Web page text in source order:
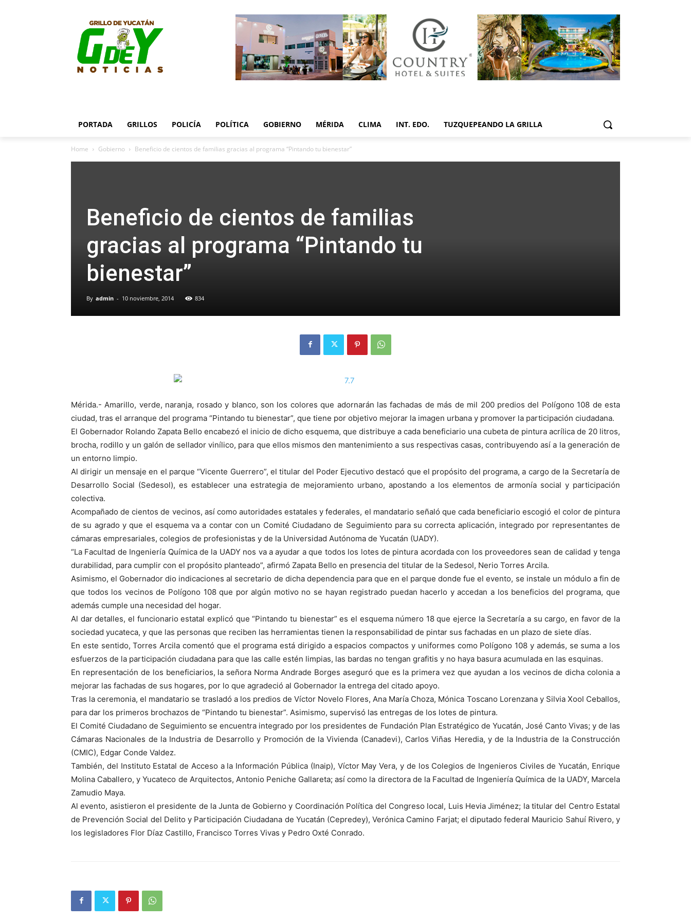
PORTADA GRILLOS POLICÍA POLÍTICA GOBIERNO MÉRIDA CLIMA INT. EDO. TUZQUEPEANDO LA GRILLA
Home Gobierno Beneficio de cientos de familias gracias al programa “Pintando tu bienestar”
Beneficio de cientos de familias
gracias al programa “Pintando tu
bienestar”
By admin - 10 noviembre, 2014 834
Mérida.- Amarillo, verde, naranja, rosado y blanco, son los colores que adornarán las fachadas de más de mil 200 predios del Polígono 108 de esta
ciudad, tras el arranque del programa “Pintando tu bienestar”, que tiene por objetivo mejorar la imagen urbana y promover la participación ciudadana.
El Gobernador Rolando Zapata Bello encabezó el inicio de dicho esquema, que distribuye a cada beneficiario una cubeta de pintura acrílica de 20 litros,
brocha, rodillo y un galón de sellador vinílico, para que ellos mismos den mantenimiento a sus respectivas casas, contribuyendo así a la generación de
un entorno limpio.
Al dirigir un mensaje en el parque “Vicente Guerrero”, el titular del Poder Ejecutivo destacó que el propósito del programa, a cargo de la Secretaría de
Desarrollo Social (Sedesol), es establecer una estrategia de mejoramiento urbano, apostando a los elementos de armonía social y participación
colectiva.
Acompañado de cientos de vecinos, así como autoridades estatales y federales, el mandatario señaló que cada beneficiario escogió el color de pintura
de su agrado y que el esquema va a contar con un Comité Ciudadano de Seguimiento para su correcta aplicación, integrado por representantes de
cámaras empresariales, colegios de profesionistas y de la Universidad Autónoma de Yucatán (UADY).
“La Facultad de Ingeniería Química de la UADY nos va a ayudar a que todos los lotes de pintura acordada con los proveedores sean de calidad y tenga
durabilidad, para cumplir con el propósito planteado”, afirmó Zapata Bello en presencia del titular de la Sedesol, Nerio Torres Arcila.
Asimismo, el Gobernador dio indicaciones al secretario de dicha dependencia para que en el parque donde fue el evento, se instale un módulo a fin de
que todos los vecinos de Polígono 108 que por algún motivo no se hayan registrado puedan hacerlo y accedan a los beneficios del programa, que
además cumple una necesidad del hogar.
Al dar detalles, el funcionario estatal explicó que “Pintando tu bienestar” es el esquema número 18 que ejerce la Secretaría a su cargo, en favor de la
sociedad yucateca, y que las personas que reciben las herramientas tienen la responsabilidad de pintar sus fachadas en un plazo de siete días.
En este sentido, Torres Arcila comentó que el programa está dirigido a espacios compactos y uniformes como Polígono 108 y además, se suma a los
esfuerzos de la participación ciudadana para que las calle estén limpias, las bardas no tengan grafitis y no haya basura acumulada en las esquinas.
En representación de los beneficiarios, la señora Norma Andrade Borges aseguró que es la primera vez que ayudan a los vecinos de dicha colonia a
mejorar las fachadas de sus hogares, por lo que agradeció al Gobernador la entrega del citado apoyo.
Tras la ceremonia, el mandatario se trasladó a los predios de Víctor Novelo Flores, Ana María Choza, Mónica Toscano Lorenzana y Silvia Xool Ceballos,
para dar los primeros brochazos de “Pintando tu bienestar”. Asimismo, supervisó las entregas de los lotes de pintura.
El Comité Ciudadano de Seguimiento se encuentra integrado por los presidentes de Fundación Plan Estratégico de Yucatán, José Canto Vivas; y de las
Cámaras Nacionales de la Industria de Desarrollo y Promoción de la Vivienda (Canadevi), Carlos Viñas Heredia, y de la Industria de la Construcción
(CMIC), Edgar Conde Valdez.
También, del Instituto Estatal de Acceso a la Información Pública (Inaip), Víctor May Vera, y de los Colegios de Ingenieros Civiles de Yucatán, Enrique
Molina Caballero, y Yucateco de Arquitectos, Antonio Peniche Gallareta; así como la directora de la Facultad de Ingeniería Química de la UADY, Marcela
Zamudio Maya.
Al evento, asistieron el presidente de la Junta de Gobierno y Coordinación Política del Congreso local, Luis Hevia Jiménez; la titular del Centro Estatal
de Prevención Social del Delito y Participación Ciudadana de Yucatán (Cepredey), Verónica Camino Farjat; el diputado federal Mauricio Sahuí Rivero, y
los legisladores Flor Díaz Castillo, Francisco Torres Vivas y Pedro Oxté Conrado.